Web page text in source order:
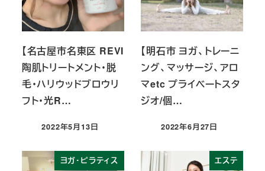
【名古屋市名東区 REVI
陶肌トリートメント・脱
毛・ハリウッドブロウリ
フト・光R…
投稿日
2022年5月13日
【明石市 ヨガ、トレーニ
ング、マッサージ、アロ
マetc プライベートスタ
ジオ/個…
投稿日
2022年6月27日
ヨガ・ピラティス エステ